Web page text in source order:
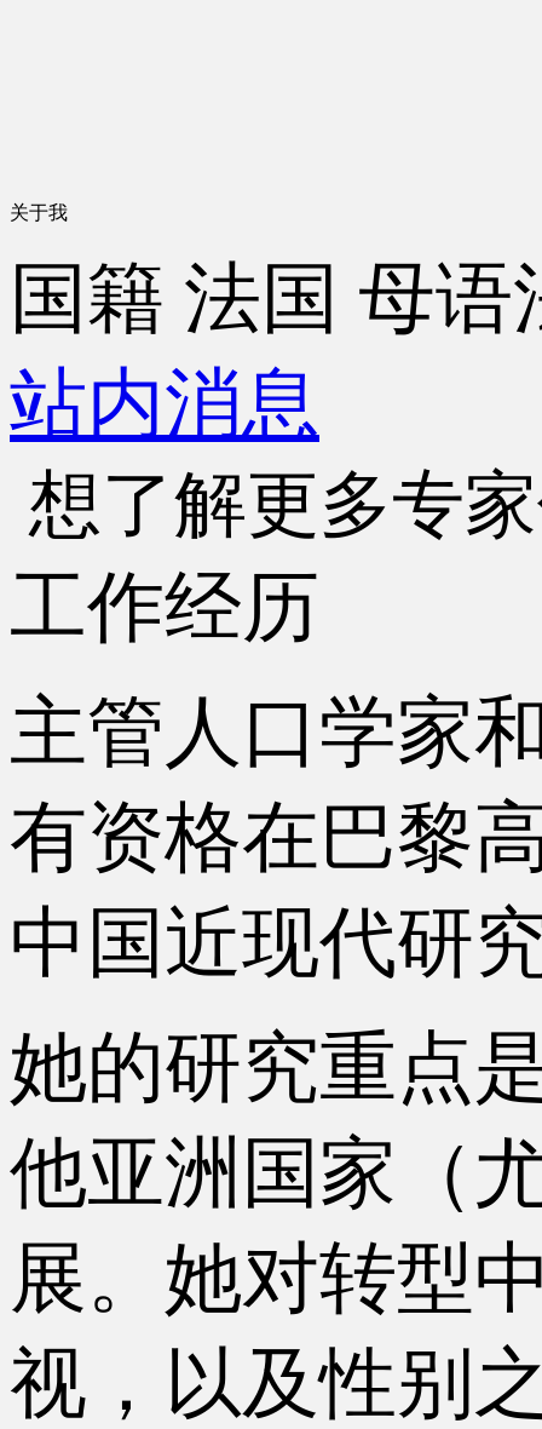
关于我
国籍 法国 母语
站内消息
想了解更多专
工作经历
主管人口学家
有资格在巴黎
中国近现代研
她的研究重点
他亚洲国家（
展。她对转型
视，以及性别